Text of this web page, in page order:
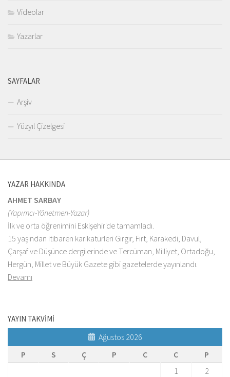
Videolar
Yazarlar
SAYFALAR
Arşiv
Yüzyıl Çizelgesi
YAZAR HAKKINDA
AHMET SARBAY
(Yapımcı-Yönetmen-Yazar)
İlk ve orta öğrenimini Eskişehir'de tamamladı.
15 yaşından itibaren karikatürleri Gırgır, Fırt, Karakedi, Davul,
Çarşaf ve Düşünce dergilerinde ve Tercüman, Milliyet, Ortadoğu,
Hergün, Millet ve Büyük Gazete gibi gazetelerde yayınlandı.
Devamı
YAYIN TAKVİMİ
Ağustos 2026
P
S Ç P C C
P
1
2